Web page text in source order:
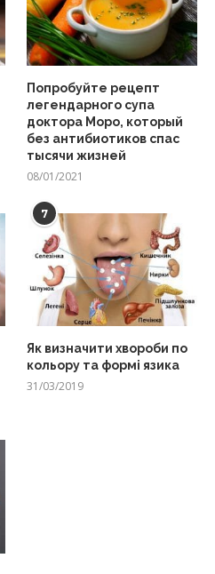
Попробуйте рецепт
легендарного супа
доктора Моро, который
без антибиотиков спас
тысячи жизней
08/01/2021
7
Як визначити хвороби по
кольору та формі язика
31/03/2019